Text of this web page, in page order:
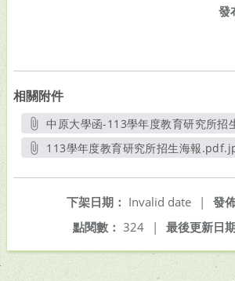
發
相關附件
中原大學函-113學年度教育研究所招
另開新視窗
113學年度教育研究所招生海報
發
下架日期： Invalid date
|
最後更新日
點閱數： 324 |